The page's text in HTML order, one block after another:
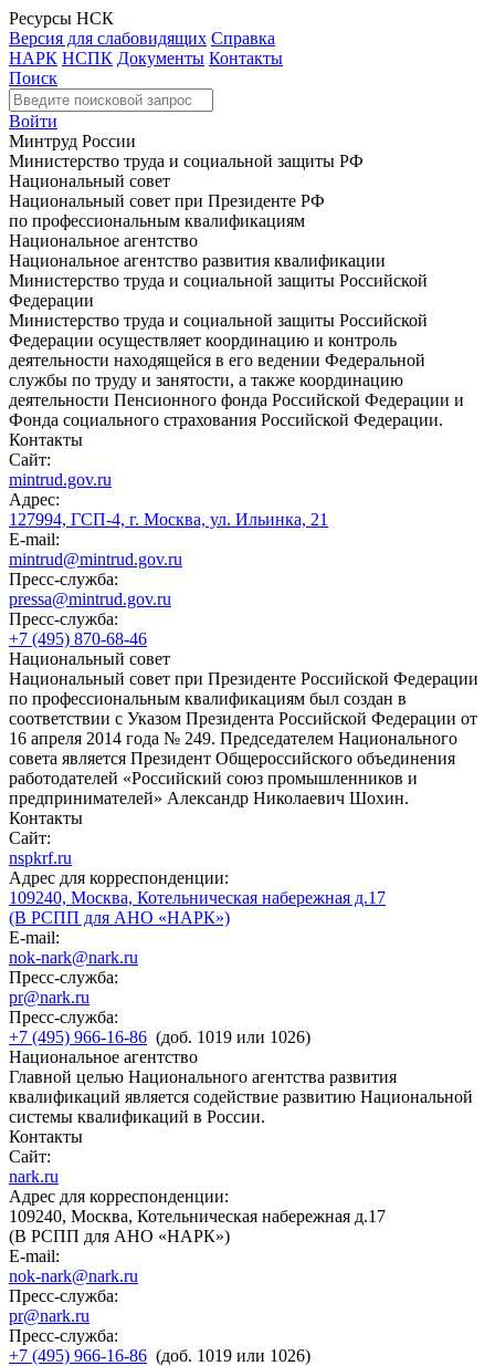
Ресурсы НСК
Версия для слабовидящих Справка
НАРК НСПК Документы Контакты
Поиск
Войти
Минтруд России
Министерство труда и социальной защиты РФ
Национальный совет
Национальный совет при Президенте РФ
по профессиональным квалификациям
Национальное агентство
Национальное агентство развития квалификации
Министерство труда и социальной защиты Российской
Федерации
Министерство труда и социальной защиты Российской
Федерации осуществляет координацию и контроль
деятельности находящейся в его ведении Федеральной
службы по труду и занятости, а также координацию
деятельности Пенсионного фонда Российской Федерации и
Фонда социального страхования Российской Федерации.
Контакты
Сайт:
mintrud.gov.ru
Адрес:
127994, ГСП-4, г. Москва, ул. Ильинка, 21
E-mail:
mintrud@mintrud.gov.ru
Пресс-служба:
pressa@mintrud.gov.ru
Пресс-служба:
+7 (495) 870-68-46
Национальный совет
Национальный совет при Президенте Российской Федерации
по профессиональным квалификациям был создан в
соответствии с Указом Президента Российской Федерации от
16 апреля 2014 года № 249. Председателем Национального
совета является Президент Общероссийского объединения
работодателей «Российский союз промышленников и
предпринимателей» Александр Николаевич Шохин.
Контакты
Сайт:
nspkrf.ru
Адрес для корреспонденции:
109240, Москва, Котельническая набережная д.17
(В РСПП для АНО «НАРК»)
E-mail:
nok-nark@nark.ru
Пресс-служба:
pr@nark.ru
Пресс-служба:
+7 (495) 966-16-86 (доб. 1019 или 1026)
Национальное агентство
Главной целью Национального агентства развития
квалификаций является содействие развитию Национальной
системы квалификаций в России.
Контакты
Сайт:
nark.ru
Адрес для корреспонденции:
109240, Москва, Котельническая набережная д.17
(В РСПП для АНО «НАРК»)
E-mail:
nok-nark@nark.ru
Пресс-служба:
pr@nark.ru
Пресс-служба:
+7 (495) 966-16-86 (доб. 1019 или 1026)